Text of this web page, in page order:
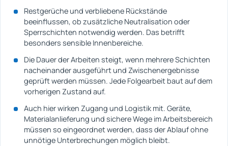
Restgerüche und verbliebene Rückstände
beeinflussen, ob zusätzliche Neutralisation oder
Sperrschichten notwendig werden. Das betrifft
besonders sensible Innenbereiche.
Die Dauer der Arbeiten steigt, wenn mehrere Schichten
nacheinander ausgeführt und Zwischenergebnisse
geprüft werden müssen. Jede Folgearbeit baut auf dem
vorherigen Zustand auf.
Auch hier wirken Zugang und Logistik mit. Geräte,
Materialanlieferung und sichere Wege im Arbeitsbereich
müssen so eingeordnet werden, dass der Ablauf ohne
unnötige Unterbrechungen möglich bleibt.